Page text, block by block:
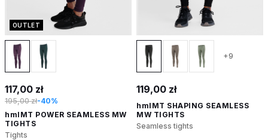
OUTLET
117,00 zł
195,00 zł-40%
hmlMT POWER SEAMLESS MW
TIGHTS
Tights
+9
119,00 zł
hmlMT SHAPING SEAMLESS
MW TIGHTS
Seamless tights